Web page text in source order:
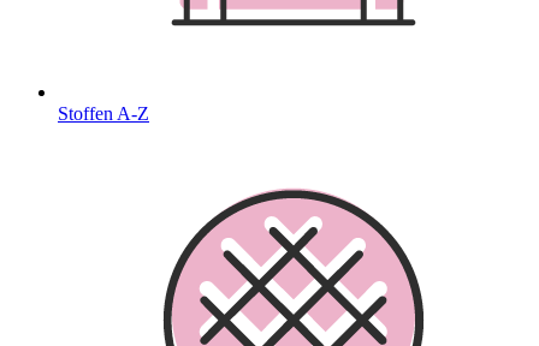
Stoffen A-Z